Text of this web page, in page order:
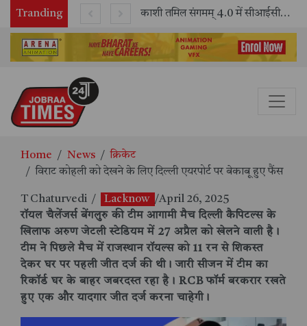
Tranding
भारतीय रेलवे ने 11 वर्षों में 42,600 से अधिक एलएचबी कोचों का निर्माण कर आधुनिक रेल यात्रा को और सुरक्षित बनाया काशी तमिल संगमम् 4.0 में सीआईसीटी का स्टॉल बना तमिल भाषा और संस्कृति का केंद्र, ‘तमिल करकलाम’ से सीखना हुआ सरल
Home News
क्रिकेट
विराट कोहली को देखने के लिए दिल्ली एयरपोर्ट पर बेकाबू हुए फैंस
T Chaturvedi / Lacknow /April 26, 2025
रॉयल चैलेंजर्स बेंगलुरु की टीम आगामी मैच दिल्ली कैपिटल्स के
खिलाफ अरुण जेटली स्टेडियम में 27 अप्रैल को खेलने वाली है।
टीम ने पिछले मैच में राजस्थान रॉयल्स को 11 रन से शिकस्त
देकर घर पर पहली जीत दर्ज की थी। जारी सीजन में टीम का
रिकॉर्ड घर के बाहर जबरदस्त रहा है। RCB फॉर्म बरकरार रखते
हुए एक और यादगार जीत दर्ज करना चाहेगी।